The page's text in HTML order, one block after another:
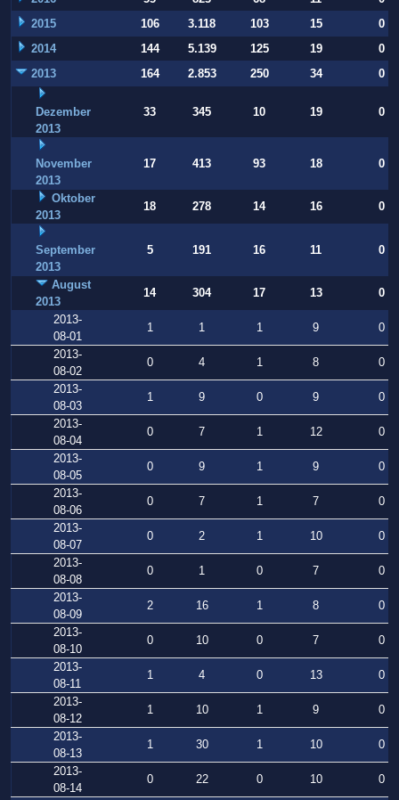
2015
106 3.118 103 15
0
2014
144 5.139 125 19
0
2013
164 2.853 250 34 0
Dezember
2013
33 345 10 19 0
November
2013
17 413 93 18 0
Oktober
2013
18 278 14 16 0
September
2013
5 191 16 11 0
August
2013
14 304 17 13
0
2013-
08-01
1 1 1 9
0
2013-
08-02
0 4 1 8
0
2013-
08-03
1 9 0 9
0
2013-
08-04
0 7 1 12
0
2013-
08-05
0 9 1 9
0
2013-
08-06
0 7 1 7
0
2013-
08-07
0 2 1 10
0
2013-
08-08
0 1 0 7
0
2013-
08-09
2 16 1 8
0
2013-
08-10
0 10 0 7
0
2013-
08-11
1 4 0 13
0
2013-
08-12
1 10 1 9
0
2013-
08-13
1 30 1 10
0
2013-
08-14
0 22 0 10
0